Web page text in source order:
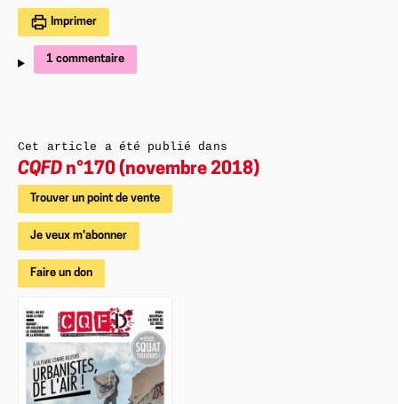
Imprimer
1 commentaire
Cet article a été publié dans
CQFD n°170 (novembre 2018)
Trouver un point de vente
Je veux m'abonner
Faire un don